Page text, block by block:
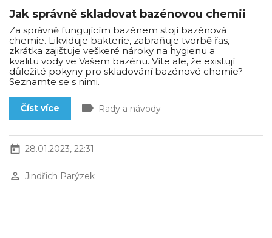
Jak správně skladovat bazénovou chemii
Za správně fungujícím bazénem stojí bazénová
chemie. Likviduje bakterie, zabraňuje tvorbě řas,
zkrátka zajišťuje veškeré nároky na hygienu a
kvalitu vody ve Vašem bazénu. Víte ale, že existují
důležité pokyny pro skladování bazénové chemie?
Seznamte se s nimi.
Číst více label Rady a návody
today 28.01.2023, 22:31
perm_identity Jindřich Parýzek